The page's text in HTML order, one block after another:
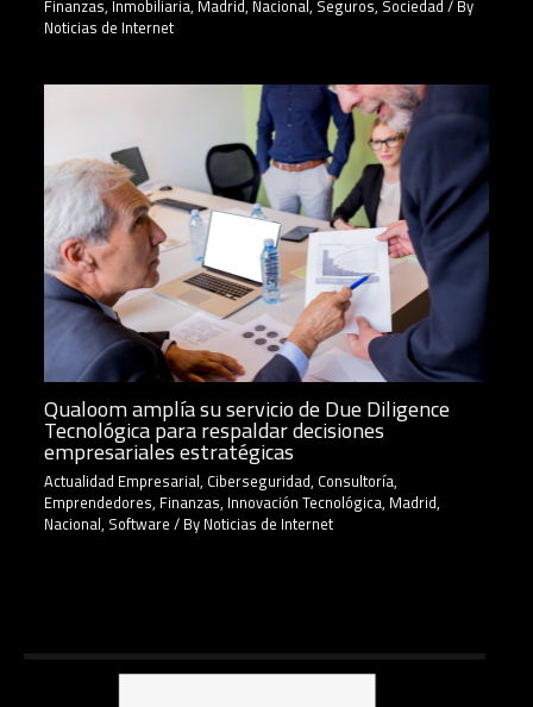
Finanzas, Inmobiliaria, Madrid, Nacional, Seguros, Sociedad/ By
Noticias de Internet
Qualoom amplía su servicio de Due Diligence
Tecnológica para respaldar decisiones
empresariales estratégicas
Actualidad Empresarial, Ciberseguridad, Consultoría,
Emprendedores, Finanzas, Innovación Tecnológica, Madrid,
Nacional, Software/ ByNoticias de Internet